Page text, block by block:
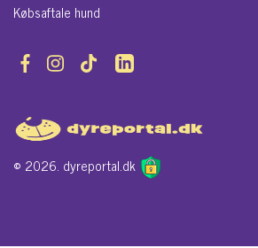
Købsaftale hund
© 2026. dyreportal.dk